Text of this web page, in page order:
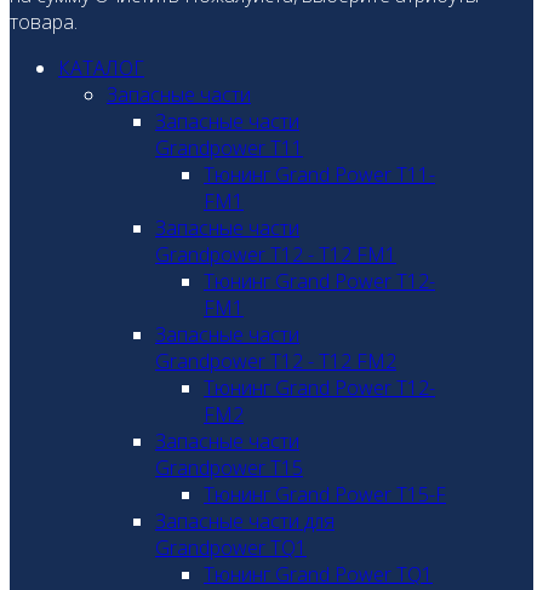
товара.
КАТАЛОГ
Запасные части
Запасные части
Grandpower T11
Тюнинг Grand Power T11-
FM1
Запасные части
Grandpower T12 - T12 FM1
Тюнинг Grand Power T12-
FM1
Запасные части
Grandpower T12 - T12 FM2
Тюнинг Grand Power T12-
FM2
Запасные части
Grandpower T15
Тюнинг Grand Power T15-F
Запасные части для
Grandpower TQ1
Тюнинг Grand Power TQ1